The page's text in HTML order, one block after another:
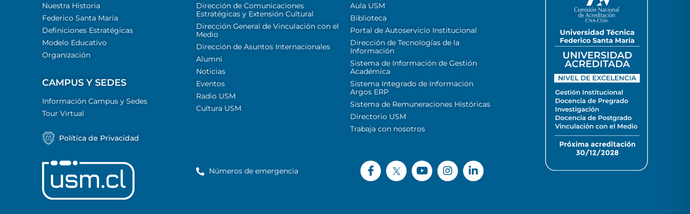
Nuestra Historia
Federico Santa María
Definiciones Estratégicas
Modelo Educativo
Organización
CAMPUS Y SEDES
Información Campus y Sedes
Tour Virtual
Política de Privacidad
Dirección de Comunicaciones
Estratégicas y Extensión Cultural
Dirección General de Vinculación con el
Medio
Dirección de Asuntos Internacionales
Alumni
Noticias
Eventos
Radio USM
Cultura USM
Aula USM
Biblioteca
Portal de Autoservicio Institucional
Dirección de Tecnologías de la
Información
Sistema de Información de Gestión
Académica
Sistema Integrado de Información
Argos ERP
Sistema de Remuneraciones Históricas
Directorio USM
Trabaja con nosotros
Números de emergencia